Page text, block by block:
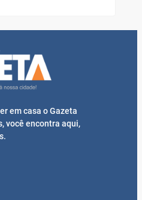
em casa o Gazeta
você encontra aqui,